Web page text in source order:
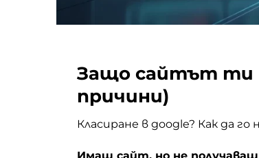
Защо сайтът ти
причини)
Класиране в google? Как да